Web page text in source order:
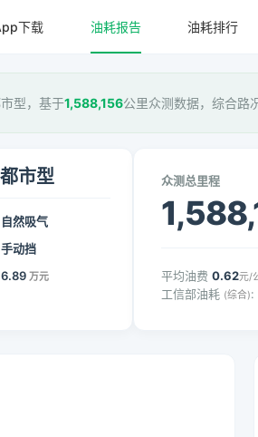
下载 油耗报告 油耗排行
型，基于1,588,156公里众测数据，综合路
市型
自然吸气
手动挡
6.89 万元
众测总里程
平均油费 0.62元/
工信部油耗 (综合):